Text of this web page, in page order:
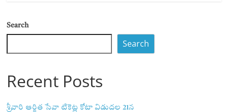
Search
Search
Recent Posts
శ్రీవారి ఆర్జిత సేవా టికెట్ల కోటా విడుదల 21న